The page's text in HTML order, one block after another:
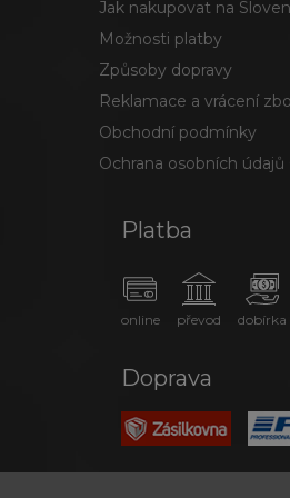
Jak nakupovat na
Možnosti platby
Způsoby dopravy
Reklamace a vrácení
Obchodní podmínky
Ochrana osobních údajů
Platba
online převod dobírka
Doprava